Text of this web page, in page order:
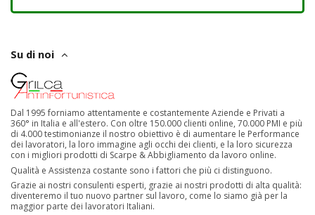
Su di noi
Dal 1995 forniamo attentamente e costantemente Aziende e Privati a
360° in Italia e all'estero. Con oltre 150.000 clienti online, 70.000 PMI e più
di 4.000 testimonianze il nostro obiettivo è di aumentare le Performance
dei lavoratori, la loro immagine agli occhi dei clienti, e la loro sicurezza
con i migliori prodotti di Scarpe & Abbigliamento da lavoro online.
Qualità e Assistenza costante sono i fattori che più ci distinguono.
Grazie ai nostri consulenti esperti, grazie ai nostri prodotti di alta qualità:
diventeremo il tuo nuovo partner sul lavoro, come lo siamo già per la
maggior parte dei lavoratori Italiani.